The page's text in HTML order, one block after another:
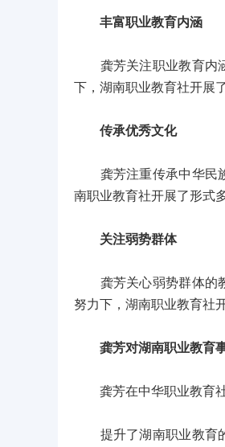
丰富职业教育内涵
龚芳关注职业教育内涵
下，湖南职业教育社开展
传承优秀文化
龚芳注重传承中华民族
南职业教育社开展了形式
关注弱势群体
龚芳关心弱势群体的教
努力下，湖南职业教育社
龚芳对湖南职业教育
龚芳在中华职业教育社
提升了湖南职业教育的